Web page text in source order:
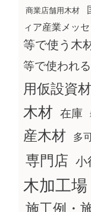
商業店舗用木材
ィア産業メッセ
等で使う木
等で使われ
用仮設資材
木材 在庫
産木材
多
専門店 小
木加工場
施工例・